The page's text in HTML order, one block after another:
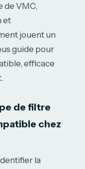
de VMC,
et
jouent un
guide pour
efficace
de filtre
chez
la